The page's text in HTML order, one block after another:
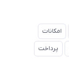
امکانات
پرداخت